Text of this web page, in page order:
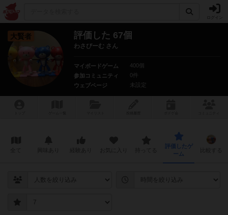
大賢者 評価した 67個
わさびーむ さん
マイボードゲーム
400個
参加コミュニティ
0件
ウェブページ
未設定
評価したゲ
ーム